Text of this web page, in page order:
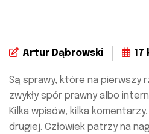
Artur Dąbrowski 17
Są sprawy, które na pierwszy
zwykły spór prawny albo
Kilka wpisów, kilka
drugiej. Człowiek patrzy na